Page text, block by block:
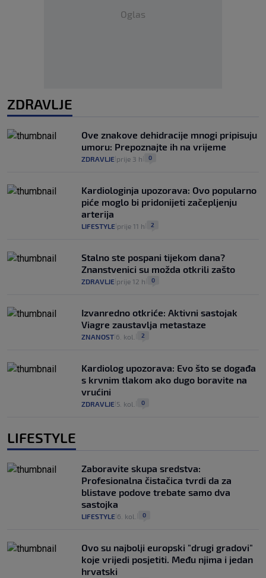
Oglas
ZDRAVLJE
Ove znakove dehidracije mnogi pripisuju
umoru: Prepoznajte ih na vrijeme
ZDRAVLJE prije 3 h 0
Kardiologinja upozorava: Ovo popularno
piće moglo bi pridonijeti začepljenju
arterija
LIFESTYLE prije 11 h 2
Stalno ste pospani tijekom dana?
Znanstvenici su možda otkrili zašto
ZDRAVLJE prije 12 h 0
Izvanredno otkriće: Aktivni sastojak
Viagre zaustavlja metastaze
ZNANOST 6. kol. 2
Kardiolog upozorava: Evo što se događa
s krvnim tlakom ako dugo boravite na
vrućini
ZDRAVLJE 5. kol. 0
LIFESTYLE
Zaboravite skupa sredstva:
Profesionalna čistačica tvrdi da za
blistave podove trebate samo dva
sastojka
LIFESTYLE 6. kol. 0
Ovo su najbolji europski "drugi gradovi"
koje vrijedi posjetiti. Među njima i jedan
hrvatski